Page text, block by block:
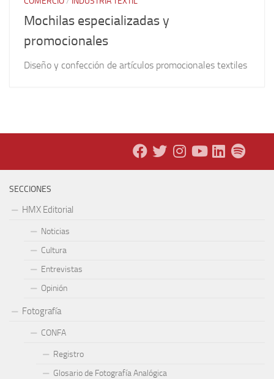
Mochilas especializadas y
promocionales
Diseño y confección de artículos promocionales textiles
SECCIONES
HMX Editorial
Noticias
Cultura
Entrevistas
Opinión
Fotografía
CONFA
Registro
Glosario de Fotografía Analógica